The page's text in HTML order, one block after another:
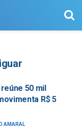
reúne 50 mil
R$ 5
AMARAL